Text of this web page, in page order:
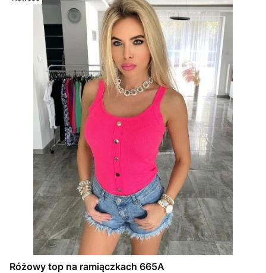
Różowy top na ramiączkach 665A